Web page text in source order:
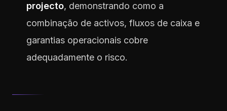
projecto, demonstrando como a
combinação de activos, fluxos de caixa e
garantias operacionais cobre
adequadamente o risco.